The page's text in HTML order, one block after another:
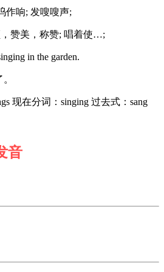
作响; 发嗖嗖声;
赞美，称赞; 唱着使…;
in the garden.
现在分词：singing 过去式：sang
音